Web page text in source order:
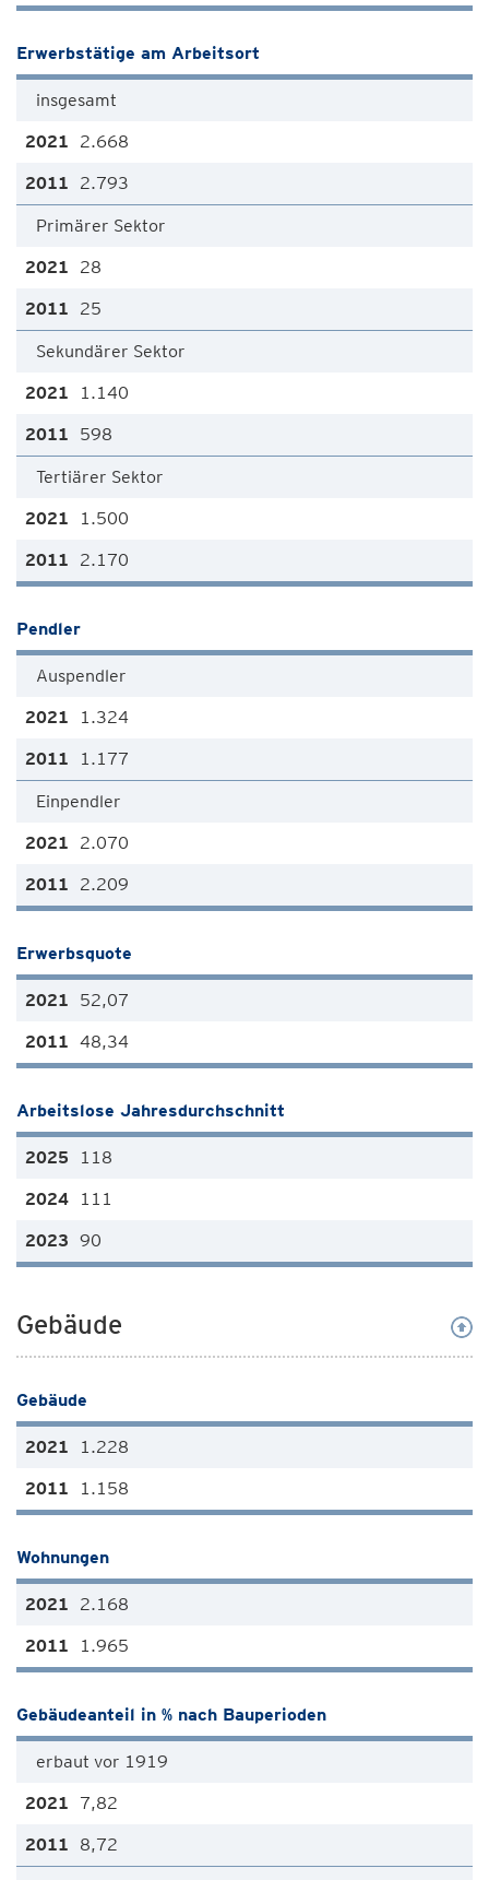
Erwerbstätige am Arbeitsort
insgesamt
2.668
2.793
Primärer Sektor
28
25
Sekundärer Sektor
1.140
598
Tertiärer Sektor
1.500
2.170
Pendler
Auspendler
1.324
1.177
Einpendler
2.070
2.209
Erwerbsquote
52,07
48,34
Arbeitslose Jahresdurchschnitt
118
111
90
Gebäude
Gebäude
1.228
1.158
Wohnungen
2.168
1.965
Gebäudeanteil in % nach Bauperioden
erbaut vor 1919
7,82
8,72